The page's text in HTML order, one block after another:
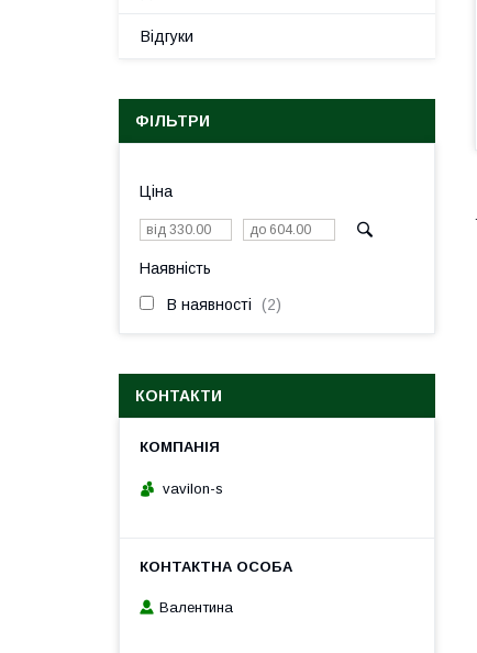
Відгуки
ФІЛЬТРИ
Ціна
Наявність
В наявності 2
КОНТАКТИ
vavilon-s
Валентина